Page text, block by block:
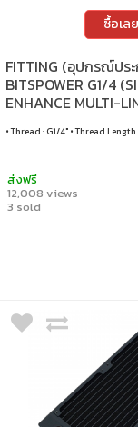
ซื้อเลย
FITTING (อุปกรณ์ปร
BITSPOWER G1/4
ENHANCE MULTI-
• Thread : G1/4" • Thread Length
ส่งฟรี
12,008 views
3 sold